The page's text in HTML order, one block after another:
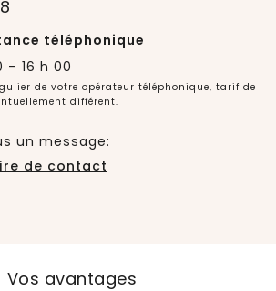
téléphonique
– 16 h 00
de votre opérateur téléphonique, tarif de
différent.
un message:
de contact
Vos avantages